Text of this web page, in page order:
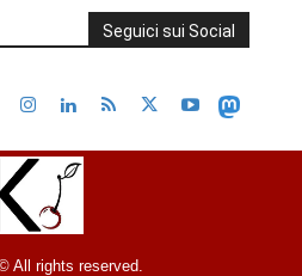
Seguici sui Social
All rights reserved.